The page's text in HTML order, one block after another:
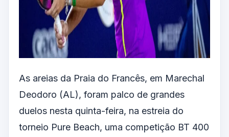
As areias da Praia do Francês, em Marechal
Deodoro (AL), foram palco de grandes
duelos nesta quinta-feira, na estreia do
torneio Pure Beach, uma competição BT 400